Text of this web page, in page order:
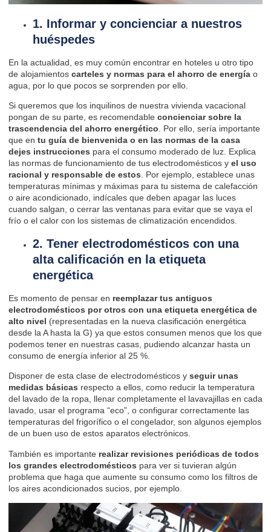
1. Informar y concienciar a nuestros
huéspedes
En la actualidad, es muy común encontrar en hoteles u otro tipo
de alojamientos carteles y normas para el ahorro de energía o
agua, por lo que pocos se sorprenden por ello.
Si queremos que los inquilinos de nuestra vivienda vacacional
pongan de su parte, es recomendable concienciar sobre la
trascendencia del ahorro energético. Por ello, sería importante
que en tu guía de bienvenida o en las normas de la casa
dejes instrucciones para el consumo moderado de luz. Explica
las normas de funcionamiento de tus electrodomésticos y el uso
racional y responsable de estos. Por ejemplo, establece unas
temperaturas mínimas y máximas para tu sistema de calefacción
o aire acondicionado, indícales que deben apagar las luces
cuando salgan, o cerrar las ventanas para evitar que se vaya el
frío o el calor con los sistemas de climatización encendidos.
2. Tener electrodomésticos con una
alta calificación en la etiqueta
energética
Es momento de pensar en reemplazar tus antiguos
electrodomésticos por otros con una etiqueta energética de
alto nivel (representadas en la nueva clasificación energética
desde la A hasta la G) ya que estos consumen menos que los que
podemos tener en nuestras casas, pudiendo alcanzar hasta un
consumo de energía inferior al 25 %.
Disponer de esta clase de electrodomésticos y seguir unas
medidas básicas respecto a ellos, como reducir la temperatura
del lavado de la ropa, llenar completamente el lavavajillas en cada
lavado, usar el programa “eco”, o configurar correctamente las
temperaturas del frigorífico o el congelador, son algunos ejemplos
de un buen uso de estos aparatos electrónicos.
También es importante realizar revisiones periódicas de todos
los grandes electrodomésticos para ver si tuvieran algún
problema que haga que aumente su consumo como los filtros de
los aires acondicionados sucios, por ejemplo.